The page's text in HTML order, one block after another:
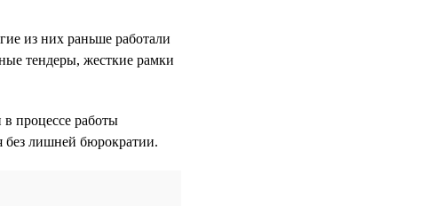
из них раньше работали
тендеры, жесткие рамки
процессе работы
без лишней бюрократии.